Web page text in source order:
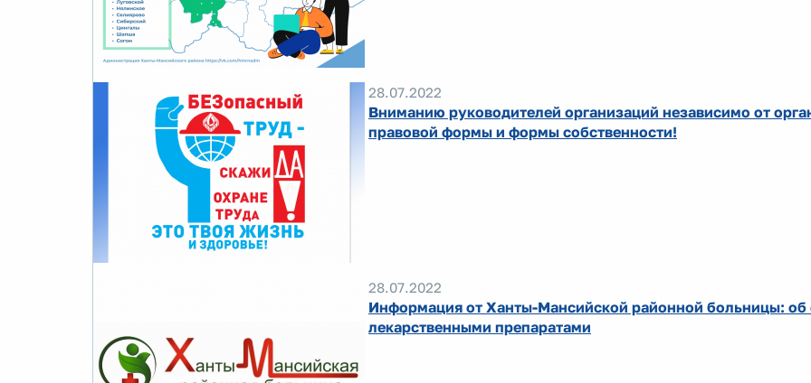
28.07.2022
Вниманию руководителей организаций независимо от
правовой формы и формы собственности!
28.07.2022
Информация от Ханты-Мансийской районной больницы: об
лекарственными препаратами